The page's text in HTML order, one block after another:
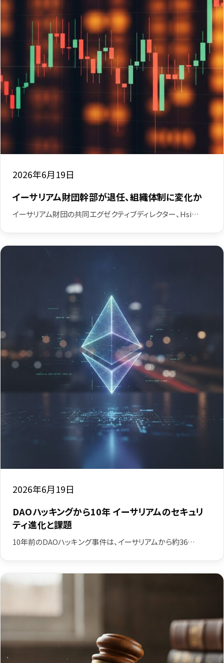
2026年6月19日
イーサリアム財団幹部が退任、組織体制に変化か
イーサリアム財団の共同エグゼクティブディレクター、Hsi…
2026年6月19日
DAOハッキングから10年 イーサリアムのセキュリ
ティ進化と課題
10年前のDAOハッキング事件は、イーサリアムから約36…